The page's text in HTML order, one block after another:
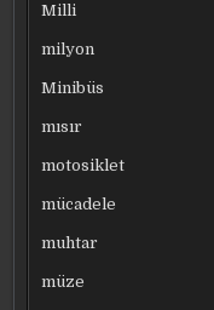
Milli
milyon
Minibüs
mısır
motosiklet
mücadele
muhtar
müze